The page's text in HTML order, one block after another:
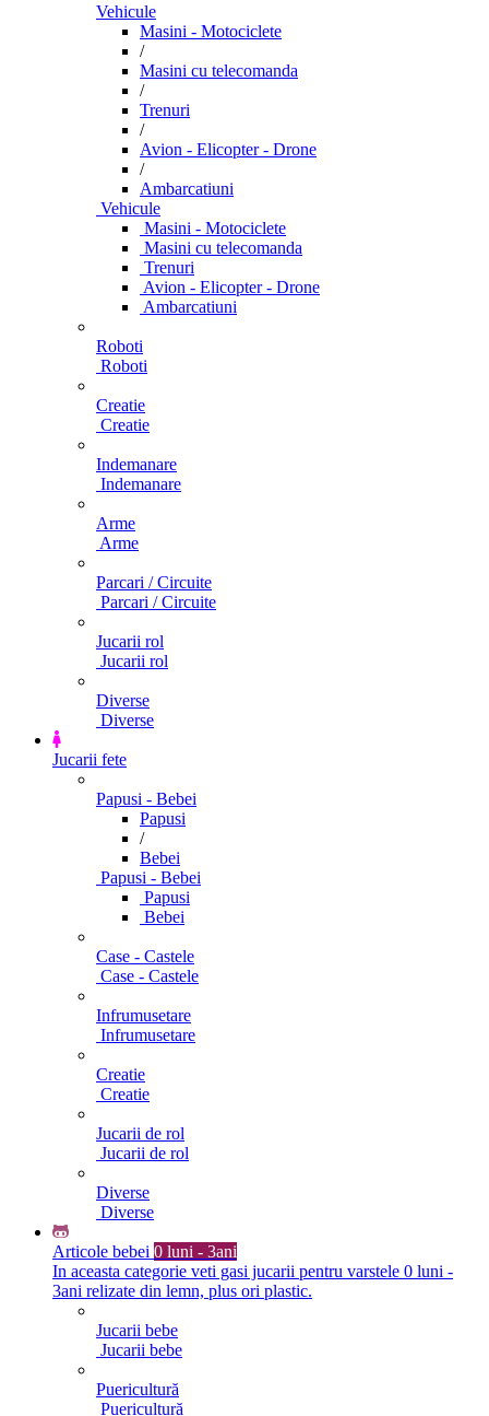
Vehicule
Masini - Motociclete
/
Masini cu telecomanda
/
Trenuri
/
Avion - Elicopter - Drone
/
Ambarcatiuni
Vehicule
Masini - Motociclete
Masini cu telecomanda
Trenuri
Avion - Elicopter - Drone
Ambarcatiuni
Roboti
Roboti
Creatie
Creatie
Indemanare
Indemanare
Arme
Arme
Parcari / Circuite
Parcari / Circuite
Jucarii rol
Jucarii rol
Diverse
Diverse
Jucarii fete
Papusi - Bebei
Papusi
/
Bebei
Papusi - Bebei
Papusi
Bebei
Case - Castele
Case - Castele
Infrumusetare
Infrumusetare
Creatie
Creatie
Jucarii de rol
Jucarii de rol
Diverse
Diverse
Articole bebei 0 luni - 3ani
In aceasta categorie veti gasi jucarii pentru varstele 0 luni -
3ani relizate din lemn, plus ori plastic.
Jucarii bebe
Jucarii bebe
Puericultură
Puericultură